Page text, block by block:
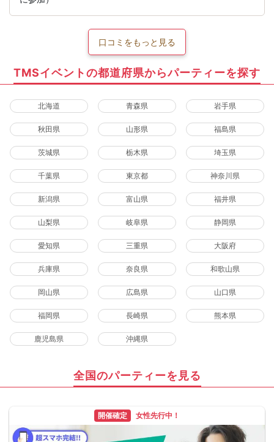
口コミをもっと見る
TMSイベントの都道府県からパーティーを探す
北海道 青森県 岩手県
秋田県 山形県 福島県
茨城県 栃木県 埼玉県
千葉県 東京都 神奈川県
新潟県 富山県 福井県
山梨県 岐阜県 静岡県
愛知県 三重県 大阪府
兵庫県 奈良県 和歌山県
岡山県 広島県 山口県
福岡県 長崎県 熊本県
鹿児島県 沖縄県
全国のパーティーを見る
開催確定 女性先行中！